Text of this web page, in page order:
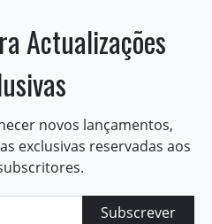
Actualizações
novos lançamentos,
exclusivas reservadas aos
Subscrever